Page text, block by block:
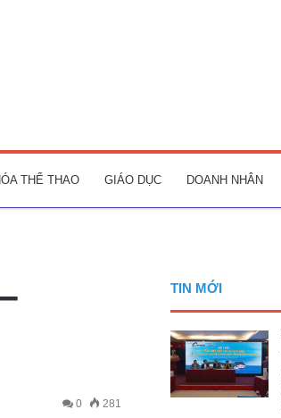
THỂ THAO GIÁO DỤC DOANH NHÂN
0 281
TIN MỚI